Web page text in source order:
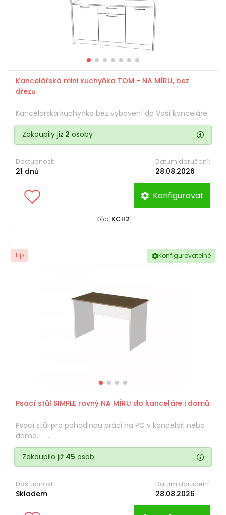
Kancelářská mini kuchyňka TOM - NA MÍRU, bez
dřezu
Kancelářská kuchyňka bez vybavení do Vaší kanceláře.
Zakoupily již 2 osoby
Dostupnost:
21 dnů
Datum doručení:
28.08.2026
Konfigurovat
Kód: KCH2
Konfigurovatelné
Tip
Psací stůl SIMPLE rovný NA MÍRU do kanceláře i domů
Psací stůl pro pohodlnou práci na PC v kanceláři nebo
doma. ...
Zakoupilo již 45 osob
Dostupnost:
Skladem
Datum doručení:
28.08.2026